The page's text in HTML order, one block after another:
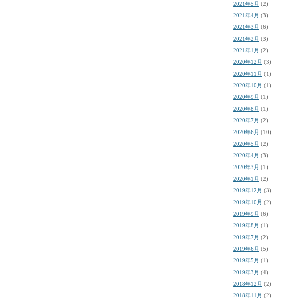
2021年5月 (2)
2021年4月 (3)
2021年3月 (6)
2021年2月 (3)
2021年1月 (2)
2020年12月 (3)
2020年11月 (1)
2020年10月 (1)
2020年9月 (1)
2020年8月 (1)
2020年7月 (2)
2020年6月 (10)
2020年5月 (2)
2020年4月 (3)
2020年3月 (1)
2020年1月 (2)
2019年12月 (3)
2019年10月 (2)
2019年9月 (6)
2019年8月 (1)
2019年7月 (2)
2019年6月 (5)
2019年5月 (1)
2019年3月 (4)
2018年12月 (2)
2018年11月 (2)